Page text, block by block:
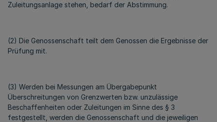
Zuleitungsanlage stehen, bedarf der Abstimmung.
(2) Die Genossenschaft teilt dem Genossen die Ergebnisse der
Prüfung mit.
(3) Werden bei Messungen am Übergabepunkt
Überschreitungen von Grenzwerten bzw. unzulässige
Beschaffenheiten oder Zuleitungen im Sinne des § 3
festgestellt, werden die Genossenschaft und die jeweiligen